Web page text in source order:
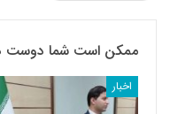
ممکن است شما دوست
اخبار